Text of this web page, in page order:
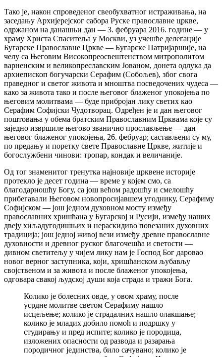
Тако је, након спроведеног свеобухватног истраживања, на
заседању Архијерејског сабора Руске православне цркве,
одржаном на данашњи дан — 3. фебруара 2016. године — у
храму Христа Спаситеља у Москви, уз учешће делегације
Бугарске Православне Цркве — Бугарске Патријаршије, на
челу са Његовим Високопреосвештенством митрополитом
варненским и великопреславским Јованом, донета одлука да
архиепископ богучарски Серафим (Собољев), због свога
праведног и светог живота и мноштва посведочених чудеса —
како за живота тако и после његовог блаженог упокојења по
његовим молитвама — буде прибројан лику светих као
Серафим Софијски Чудотворац. Одређен је и дан његовог
поштовања у обема братским Православним Црквама које су
заједно извршиле његово званично прослављење — дан
његовог блаженог упокојења, 26. фебруар; састављени су му,
по предању и поретку свете Православне Цркве, житије и
богослужбени чинови: тропар, кондак и величаније.
Од тог знаменитог тренутка најновије црквене историје
протекло је десет година — време у којем смо, са
благодарношћу Богу, са још већом радошћу и смелошћу
прибегавали Његовом новопросијавшем угоднику, Серафиму
Софијском — још једном духовном мосту између
православних хришћана у Бугарској и Русији, између наших
двеју хиљадугодишњих и нераскидиво повезаних духовних
традиција; још једној живој вези између древне православне
духовности и древног руског благочешћа и светости —
дивном светитељу у чијем лику нам је Господ Бог даровао
новог верног заступника, који, хришћанском љубављу
својственом и за живота и после блаженог упокојења,
одговара свакој људској души која страда и тражи Бога.
Колико је болесних овде, у овом храму, после
усрдне молитве светом Серафиму нашло
исцељење; колико је страдалних нашло олакшање;
колико је младих добило помоћ и подршку у
студирању и пред испите; колико је породица,
изложених опасности од развода и разарања
породичног јединства, било сачувано; колико је